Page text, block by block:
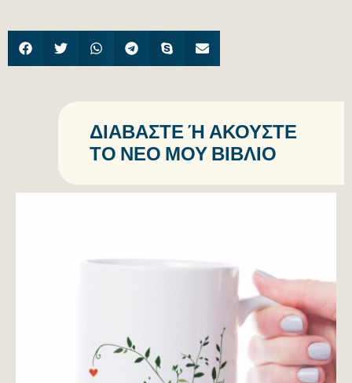
ΔΙΑΒΆΣΤΕ Ή ΑΚΟΎΣΤΕ Τ
Ο ΝΈΟ ΜΟΥ ΒΙΒΛΊΟ